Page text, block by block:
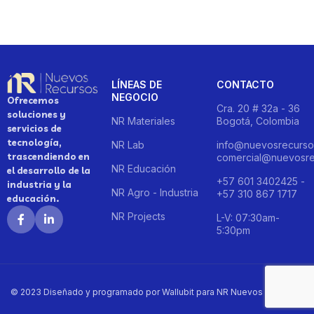
Ofrecemos
soluciones y
servicios de
tecnología,
trascendiendo en
el desarrollo de la
industria y la
educación.
LÍNEAS DE
NEGOCIO
NR Materiales
NR Lab
NR Educación
NR Agro - Industria
NR Projects
CONTACTO
Cra. 20 # 32a - 36
Bogotá, Colombia
+57 601 3402425 -
+57 310 867 1717
L-V: 07:30am-
5:30pm
© 2023 Diseñado y programado por Wallubit para NR Nuevos Recursos